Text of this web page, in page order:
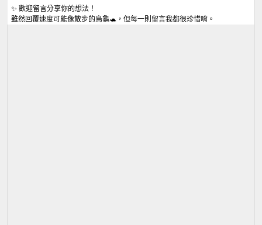
✨ 歡迎留言分享你的想法！
雖然回覆速度可能像散步的烏龜🐢，但每一則留言我都很珍惜唷。